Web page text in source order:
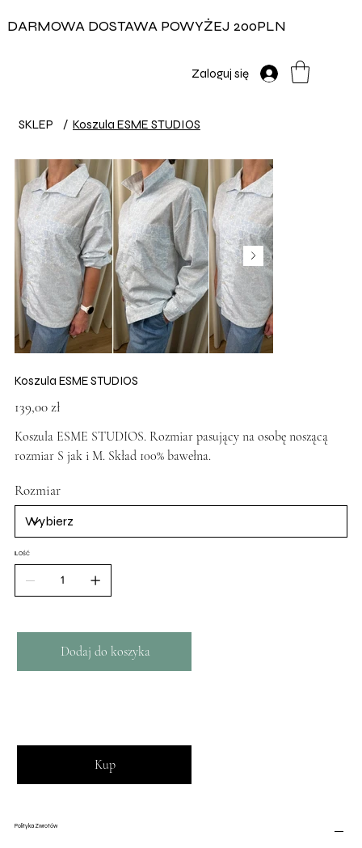
DARMOWA DOSTAWA POWYŻEJ 200PLN
Zaloguj się
SKLEP / Koszula ESME STUDIOS
Koszula ESME STUDIOS
139,00 zł
Koszula ESME STUDIOS. Rozmiar pasujący na osobę noszącą
rozmiar S jak i M. Skład 100% bawełna.
Rozmiar
ILOŚĆ
Dodaj do koszyka
Kup
Polityka Zwrotów